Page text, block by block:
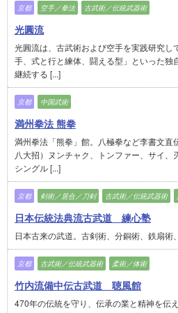
京都 空手／拳法 古武術／伝統武器術
光圓流
光圓流は、古武術および空手を実践研究し
手、式と行と練体、闘える型」といった独
継続する [...]
京都 中国武術
満州拳法 熊拳
満州拳法「熊拳」館。八極拳など李書文直
八大招）ヌンチャク、トンファー、サイ、
シングル [...]
京都 剣術／居合／刀剣 古武術／伝統武器術
日本伝統法典流古武道 練心塾
日本古来の武道。古剣術、分銅術、鉄扇術
京都 古武術／伝統武器術 柔術／体術
竹内流備中伝古武道 聴風館
470年の伝統を守り、伝承の業と精神を伝